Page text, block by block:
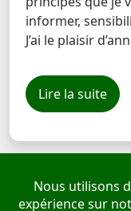
informer,
J’ai le plaisir
Lire la suite